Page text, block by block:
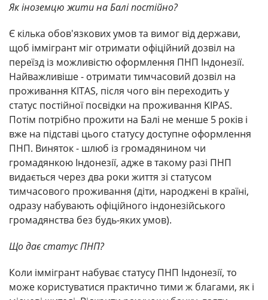
Як іноземцю жити на Балі постійно?
Є кілька обов'язкових умов та вимог від держави,
щоб іммігрант міг отримати офіційний дозвіл на
переїзд із можливістю оформлення ПНП Індонезії.
Найважливіше - отримати тимчасовий дозвіл на
проживання KITAS, після чого він переходить у
статус постійної посвідки на проживання KIPAS.
Потім потрібно прожити на Балі не менше 5 років і
вже на підставі цього статусу доступне оформлення
ПНП. Виняток - шлюб із громадянином чи
громадянкою Індонезії, адже в такому разі ПНП
видається через два роки життя зі статусом
тимчасового проживання (діти, народжені в країні,
одразу набувають офіційного індонезійського
громадянства без будь-яких умов).
Що дає статус ПНП?
Коли іммігрант набуває статусу ПНП Індонезії, то
може користуватися практично тими ж благами, як і